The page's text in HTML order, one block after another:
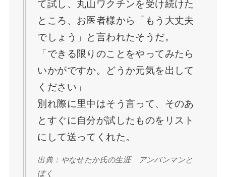
て試し、丸山ワクチンを受け続けた
ところ、お医者様から「もう大丈夫
でしょう」と言われたそうだ。
「できる限りのことをやってみたら
いかがですか。どうか元気を出して
ください」
別れ際に里中はそう言って、そのあ
とすぐに自分が試したものをリスト
にして送ってくれた。
出典：やなせたか氏の生涯 アンパンマンと
ぼく